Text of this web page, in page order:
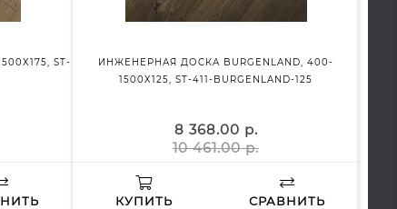
ST-
ИНЖЕНЕРНАЯ ДОСКА BURGENLAND, 400-
1500Х125, ST-411-BURGENLAND-125
8 368.00 р.
10 461.00 р.
КУПИТЬ СРАВНИТЬ